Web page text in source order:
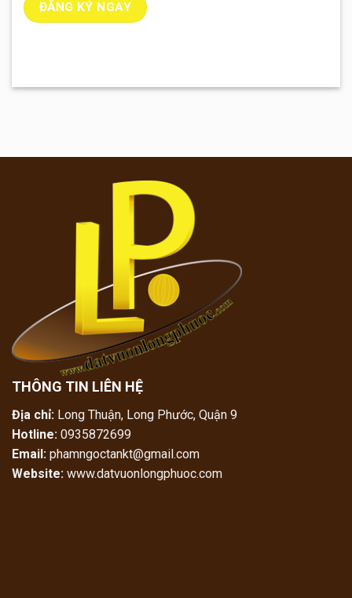
THÔNG TIN LIÊN HỆ
Địa chỉ: Long Thuận, Long Phước, Quận 9
Hotline: 0935872699
Email: phamngoctankt@gmail.com
Website: www.datvuonlongphuoc.com